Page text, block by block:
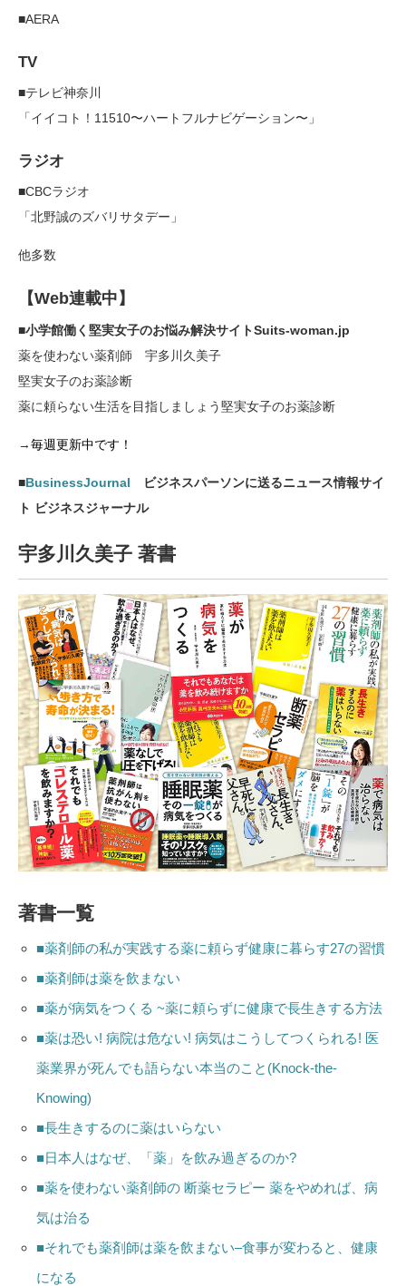
■AERA
TV
■テレビ神奈川
「イイコト！11510〜ハートフルナビゲーション〜」
ラジオ
■CBCラジオ
「北野誠のズバリサタデー」
他多数
【Web連載中】
■小学館働く堅実女子のお悩み解決サイトSuits-woman.jp
薬を使わない薬剤師 宇多川久美子
堅実女子のお薬診断
薬に頼らない生活を目指しましょう堅実女子のお薬診断
→毎週更新中です！
■BusinessJournal ビジネスパーソンに送るニュース情報サイ
ト ビジネスジャーナル
宇多川久美子 著書
著書一覧
■薬剤師の私が実践する薬に頼らず健康に暮らす27の習慣
■薬剤師は薬を飲まない
■薬が病気をつくる ~薬に頼らずに健康で長生きする方法
■薬は恐い! 病院は危ない! 病気はこうしてつくられる! 医
薬業界が死んでも語らない本当のこと(Knock‐the‐
Knowing)
■長生きするのに薬はいらない
■日本人はなぜ、「薬」を飲み過ぎるのか?
■薬を使わない薬剤師の 断薬セラピー 薬をやめれば、病
気は治る
■それでも薬剤師は薬を飲まない–食事が変わると、健康
になる